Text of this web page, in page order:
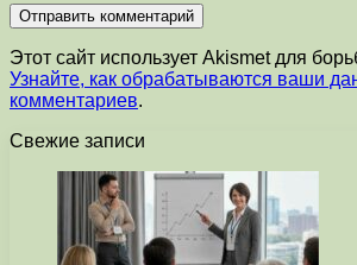
Этот сайт использует Akismet для
Узнайте, как обрабатываются ваши
комментариев.
Свежие записи